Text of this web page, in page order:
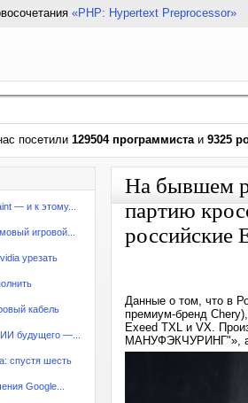
«PHP: Hypertext Preprocessor»
посетили 129504 программистаи 9325
— и к этому...
игровой...
урезать
кабель
будущего —...
спустя шесть
Google...
На бывшем
партию
российские
Данные о том, что в
премиум-бренд
Exeed TXL и VX.
МАНУФЭКЧУРИНГ"», а